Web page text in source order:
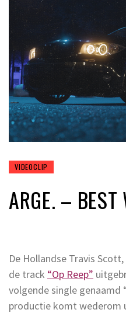
VIDEOCLIP
ARGE. – BEST
De Hollandse Travis
de track “Op Reep”
volgende single genaamd
productie komt wederom